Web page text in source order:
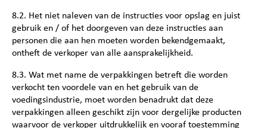
8.2. Het niet naleven van de instructies voor opslag en juist
gebruik en / of het doorgeven van deze instructies aan
personen die aan hen moeten worden bekendgemaakt,
ontheft de verkoper van alle aansprakelijkheid.
8.3. Wat met name de verpakkingen betreft die worden
verkocht ten voordele van en het gebruik van de
voedingsindustrie, moet worden benadrukt dat deze
verpakkingen alleen geschikt zijn voor dergelijke producten
waarvoor de verkoper uitdrukkelijk en vooraf toestemming